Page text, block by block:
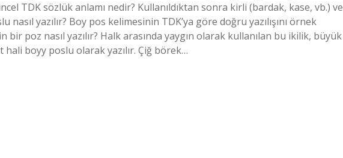
TDK sözlük anlamı nedir? Kullanıldıktan sonra kirli (bardak, kase, vb.) ve
yazılır? Boy pos kelimesinin TDK’ya göre doğru yazılışını örnek
poz nasıl yazılır? Halk arasında yaygın olarak kullanılan bu ikilik, büyük
hali boyy poslu olarak yazılır. Çiğ börek…